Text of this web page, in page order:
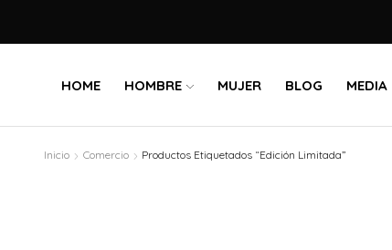
HOME HOMBRE MUJER BLOG MEDIA
Inicio Comercio Productos Etiquetados “Edición Limitada”